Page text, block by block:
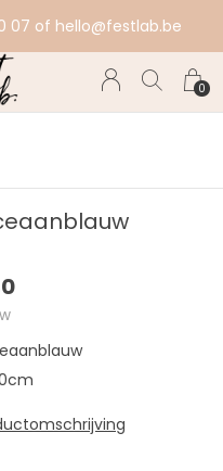
0
07 of hello@festlab.be